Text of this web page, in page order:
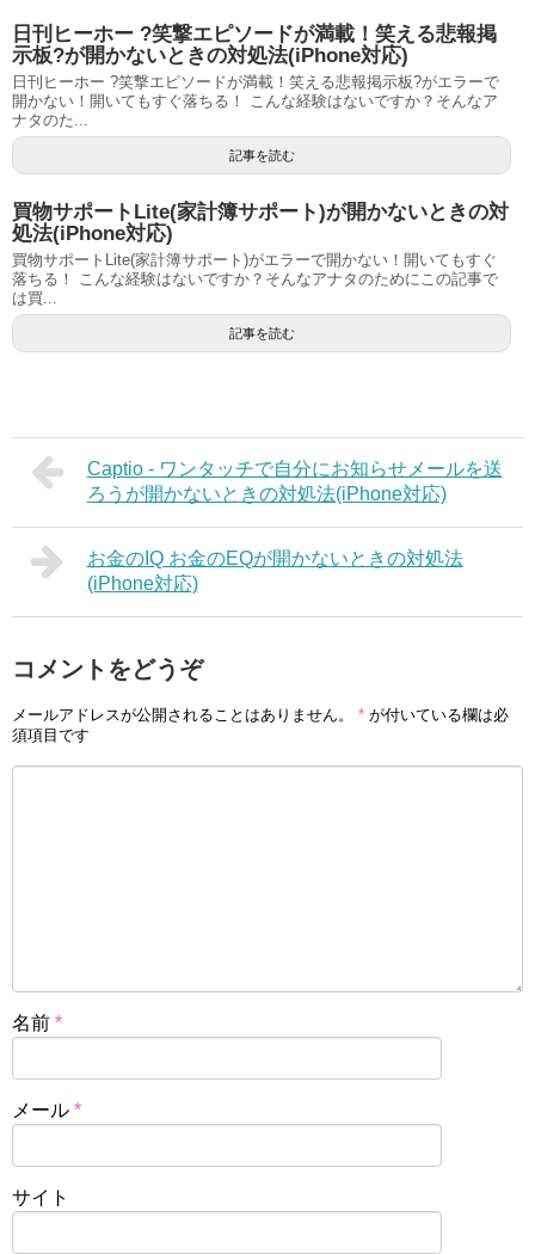
日刊ヒーホー ?笑撃エピソードが満載！笑える悲報掲
示板?が開かないときの対処法(iPhone対応)
日刊ヒーホー ?笑撃エピソードが満載！笑える悲報掲示板?がエラーで
開かない！開いてもすぐ落ちる！ こんな経験はないですか？そんなア
ナタのた...
記事を読む
買物サポートLite(家計簿サポート)が開かないときの対
処法(iPhone対応)
買物サポートLite(家計簿サポート)がエラーで開かない！開いてもすぐ
落ちる！ こんな経験はないですか？そんなアナタのためにこの記事で
は買...
記事を読む
Captio - ワンタッチで自分にお知らせメールを送
ろうが開かないときの対処法(iPhone対応)
お金のIQ お金のEQが開かないときの対処法
(iPhone対応)
コメントをどうぞ
メールアドレスが公開されることはありません。 * が付いている欄は必
須項目です
名前 *
メール *
サイト